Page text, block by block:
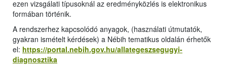
ezen vizsgálati típusoknál az eredményközlés is elektronikus
formában történik.
A rendszerhez kapcsolódó anyagok, (használati útmutatók,
gyakran ismételt kérdések) a Nébih tematikus oldalán érhetők
el: https://portal.nebih.gov.hu/allategeszsegugyi-
diagnosztika